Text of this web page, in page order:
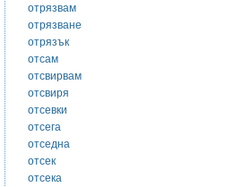
отрязвам
отрязване
отрязък
отсам
отсвирвам
отсвиря
отсевки
отсега
отседна
отсек
отсека